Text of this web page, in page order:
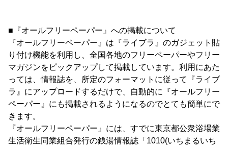
■『オールフリーペーパー』への掲載について
『オールフリーペーパー』は『ライブラ』のガジェット貼
り付け機能を利用し、全国各地のフリーペーパーやフリー
マガジンをピックアップして掲載しています。利用にあた
っては、情報誌を、所定のフォーマットに従って『ライブ
ラ』にアップロードするだけで、自動的に『オールフリー
ペーパー』にも掲載されるようになるのでとても簡単にで
きます。
『オールフリーペーパー』には、すでに東京都公衆浴場業
生活衛生同業組合発行の銭湯情報誌「1010(いちまるいち